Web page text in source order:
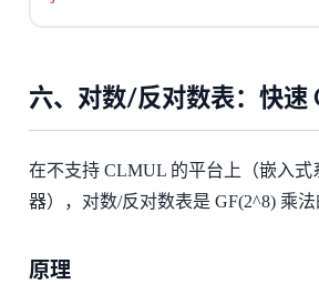
六、对数/反对数表：快速
在不支持 CLMUL 的平台上（嵌入式
器），对数/反对数表是 GF(2^8) 乘法
原理